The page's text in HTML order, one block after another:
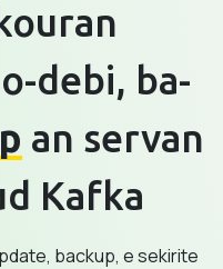
debi, ba-
an servan
Kafka
backup, e sekirite